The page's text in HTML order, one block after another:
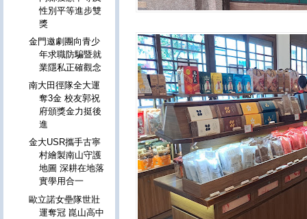
性別平等進步雙
獎
金門邀劇團向青少
年求職防騙暨就
業隱私正確觀念
南大田徑隊全大運
奪3金 校友郭祝
府頒獎金力挺後
進
金大USR攜手古寧
村繪製南山守護
地圖 深耕在地落
實學用合一
歐立諾女壘隊世壯
運奪冠 崑山高中